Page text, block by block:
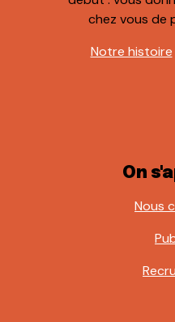
chez vous de
Notre histoire
On
Nous